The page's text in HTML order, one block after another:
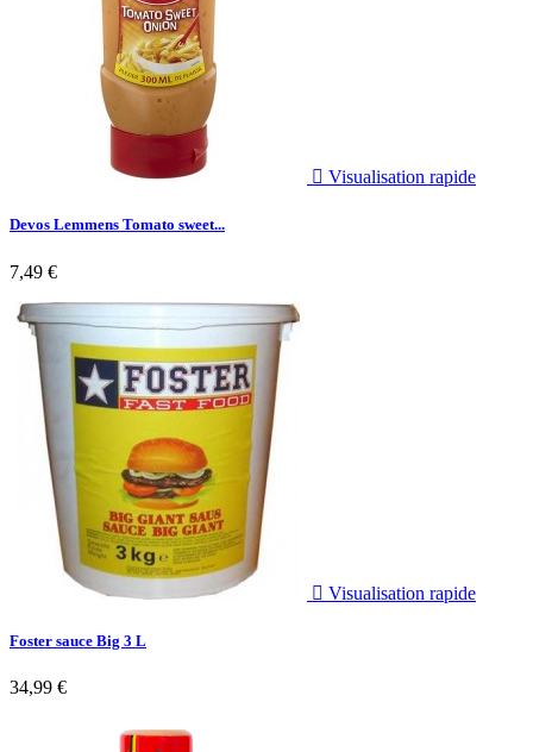
 Visualisation rapide
Devos Lemmens Tomato sweet...
7,49 €
 Visualisation rapide
Foster sauce Big 3 L
34,99 €